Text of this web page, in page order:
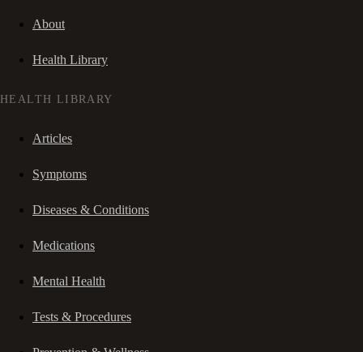
About
Health Library
HEALTH LIBRARY
Articles
Symptoms
Diseases & Conditions
Medications
Mental Health
Tests & Procedures